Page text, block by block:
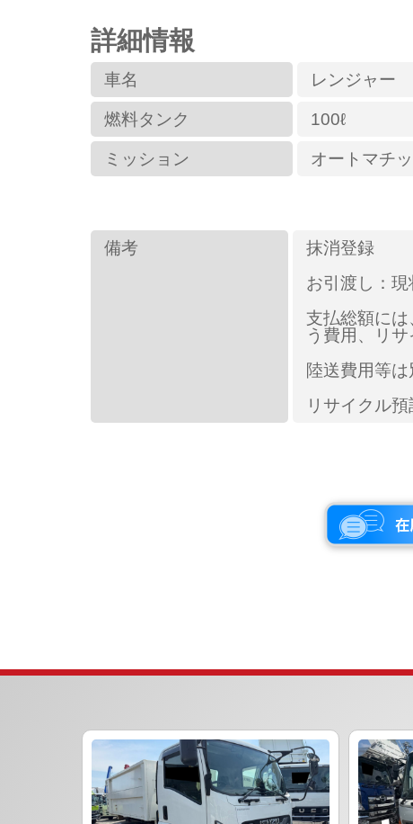
詳細情報
車名 レンジャー
燃料タンク 100ℓ
ミッション オートマチ
備考
抹消登録
お引渡し：現
支払総額に
う費用、リ
陸送費用等は
リサイクル